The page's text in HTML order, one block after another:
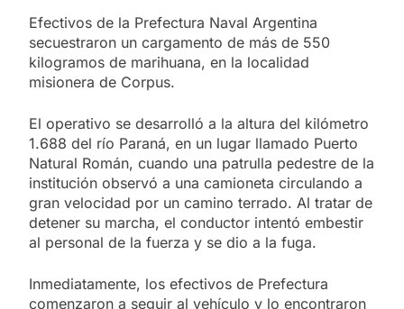
Efectivos de la Prefectura Naval Argentina
secuestraron un cargamento de más de 550
kilogramos de marihuana, en la localidad
misionera de Corpus.
El operativo se desarrolló a la altura del kilómetro
1.688 del río Paraná, en un lugar llamado Puerto
Natural Román, cuando una patrulla pedestre de la
institución observó a una camioneta circulando a
gran velocidad por un camino terrado. Al tratar de
detener su marcha, el conductor intentó embestir
al personal de la fuerza y se dio a la fuga.
Inmediatamente, los efectivos de Prefectura
comenzaron a seguir al vehículo y lo encontraron